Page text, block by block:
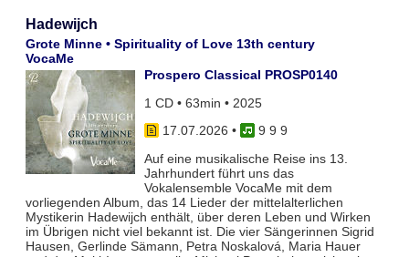
Hadewijch
Grote Minne • Spirituality of Love 13th century
VocaMe
Prospero Classical PROSP0140
1 CD • 63min • 2025
17.07.2026 •
9 9 9
Auf eine musikalische Reise ins 13.
Jahrhundert führt uns das
Vokalensemble VocaMe mit dem
vorliegenden Album, das 14 Lieder der mittelalterlichen
Mystikerin Hadewijch enthält, über deren Leben und Wirken
im Übrigen nicht viel bekannt ist. Die vier Sängerinnen Sigrid
Hausen, Gerlinde Sämann, Petra Noskalová, Maria Hauer